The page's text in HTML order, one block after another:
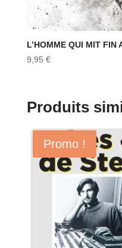
L’HOMME QUI MIT FIN
9,95 €
Produits
Promo !